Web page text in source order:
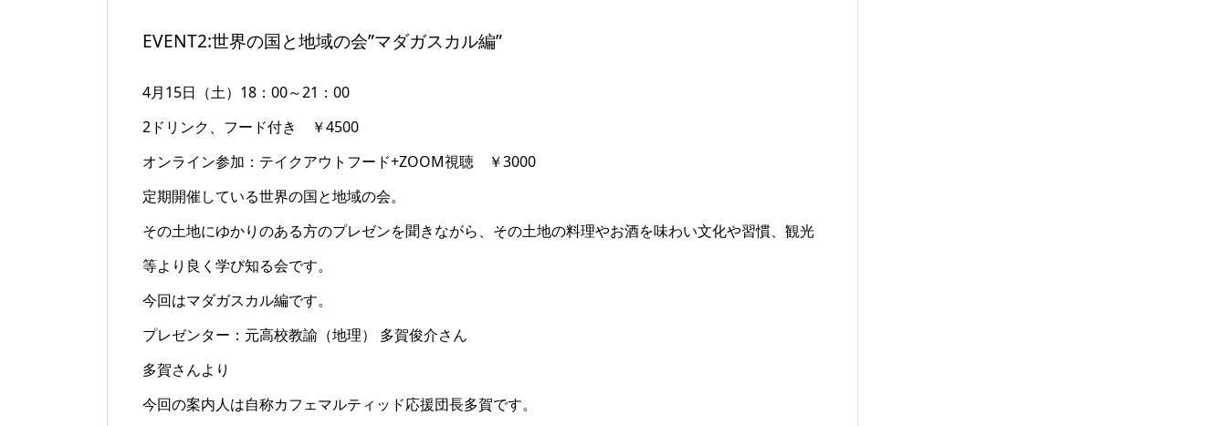
EVENT2:世界の国と地域の会”マダガスカル編”
4月15日（土）18：00～21：00
2ドリンク、フード付き ￥4500
オンライン参加：テイクアウトフード+ZOOM視聴 ￥3000
定期開催している世界の国と地域の会。
その土地にゆかりのある方のプレゼンを聞きながら、その土地の料理やお酒を味わい文化や習慣、観光
等より良く学び知る会です。
今回はマダガスカル編です。
プレゼンター：元高校教諭（地理） 多賀俊介さん
多賀さんより
今回の案内人は自称カフェマルティッド応援団長多賀です。